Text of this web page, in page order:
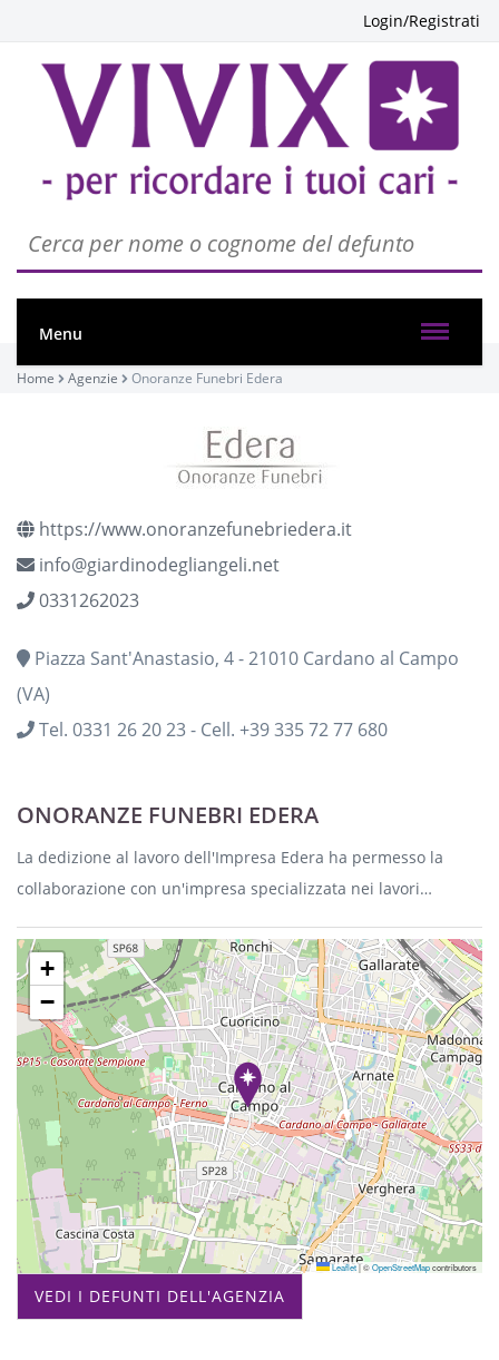
Login/Registrati
Menu
Home Agenzie Onoranze Funebri Edera
https://www.onoranzefunebriedera.it
info@giardinodegliangeli.net
0331262023
Piazza Sant'Anastasio, 4 - 21010 Cardano al Campo
(VA)
Tel. 0331 26 20 23 - Cell. +39 335 72 77 680
ONORANZE FUNEBRI EDERA
La dedizione al lavoro dell'Impresa Edera ha permesso la
collaborazione con un'impresa specializzata nei lavori
da poter seguire tutte le necessità del proprio cliente, con il
massimo impegno.
+
−
Leaflet|©OpenStreetMapcontributors
VEDI I DEFUNTI DELL'AGENZIA